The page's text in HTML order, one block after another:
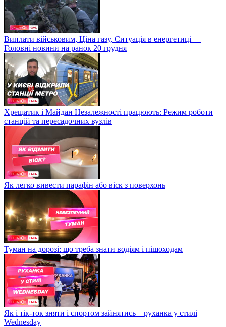
Виплати військовим, Ціна газу, Ситуація в енергетиці —
Головні новини на ранок 20 грудня
Хрещатик і Майдан Незалежності працюють: Режим роботи
станцій та пересадочних вузлів
Як легко вивести парафін або віск з поверхонь
Туман на дорозі: що треба знати водіям і пішоходам
Як і тік-ток зняти і спортом зайнятись – руханка у стилі
Wednesday